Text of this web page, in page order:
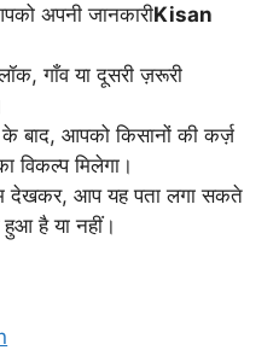
अपनी जानकारीKisan
गाँव या दूसरी ज़रूरी
बाद, आपको किसानों की कर्ज़
विकल्प मिलेगा।
देखकर, आप यह पता लगा सकते
है या नहीं।